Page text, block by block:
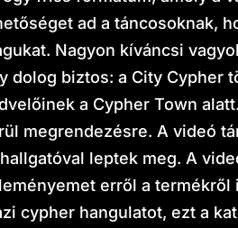
ad a táncosoknak,
Nagyon kíváncsi
dolog biztos: a City Cypher
a Cypher Town
megrendezésre. A videó
leptek meg. A
erről a termékről
cypher hangulatot, ezt a